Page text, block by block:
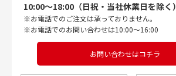
10:00〜18:00（日祝・当社休業日を除く）
※お電話でのご注文は承っておりません。
※お電話でのお問い合わせは10:00〜16:00
お問い合わせはコチラ